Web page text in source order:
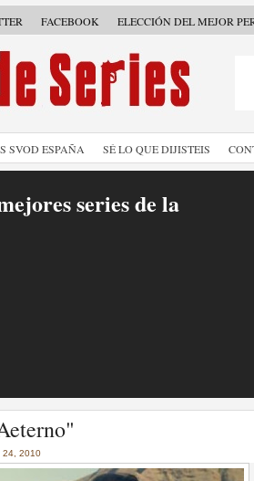
FACEBOOK ELECCIÓN DEL MEJOR
SVOD ESPAÑA SÉ LO QUE DIJISTEIS
series de la
temporadas de Game
mejores tráilers
24, 2010